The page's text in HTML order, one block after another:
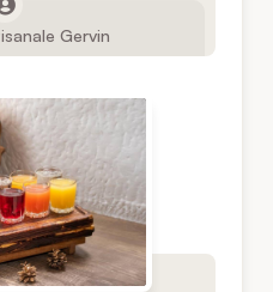
Gervin